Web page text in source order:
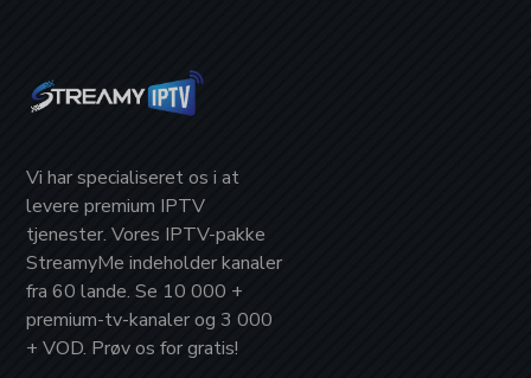
Vi har specialiseret os i at
leverepremium IPTV
tjenester. Vores IPTV-pakke
StreamyMeindeholder kanaler
fra60 lande. Se 10 000 +
premium-tv-kanalerog3 000
+ VOD. Prøv os forgratis!